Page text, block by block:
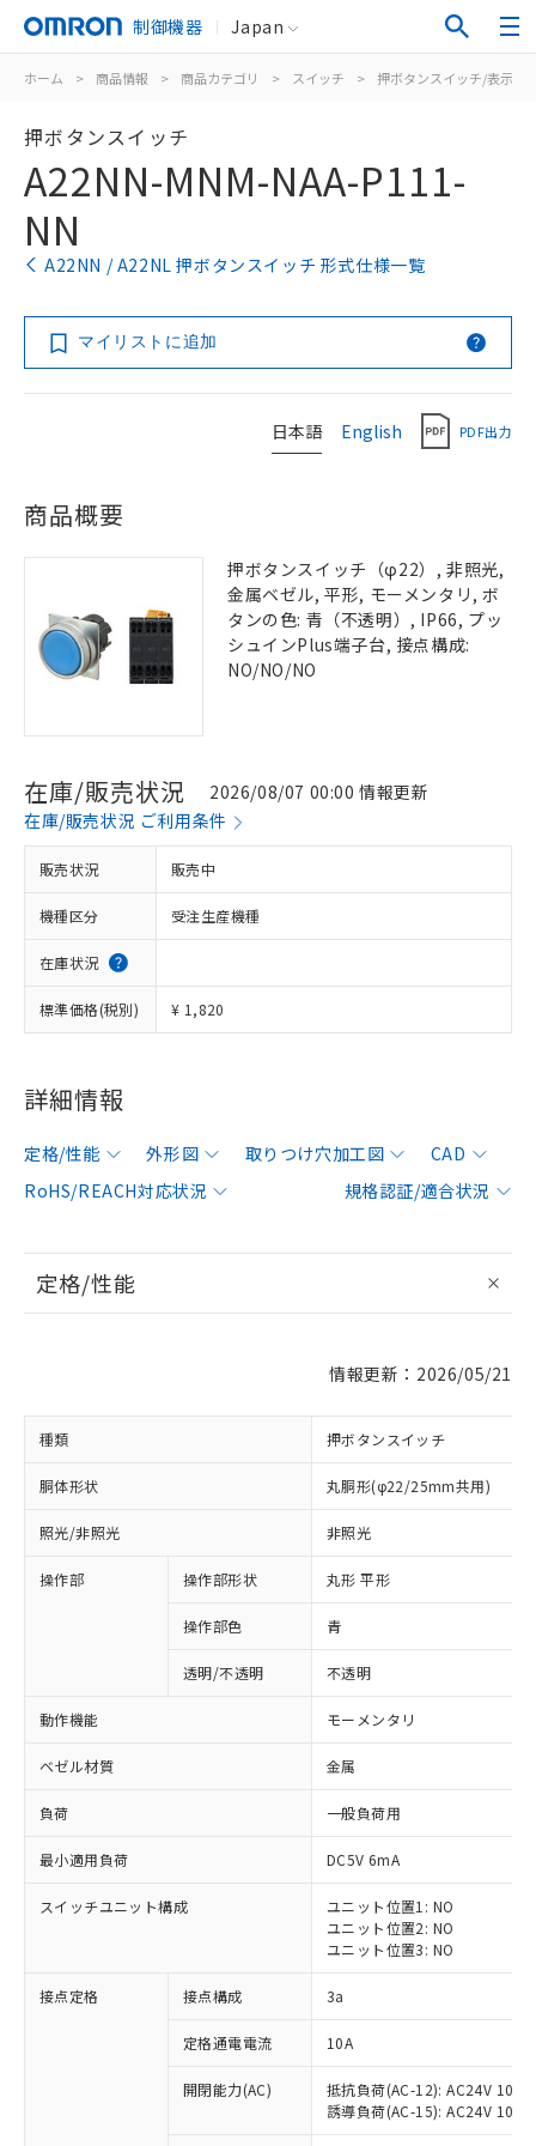
制御機器 Japan
ホーム > 商品情報 > 商品カテゴリ > スイッチ > 押ボタンスイッチ/表示灯
押ボタンスイッチ
A22NN-MNM-NAA-P111-
NN
A22NN / A22NL 押ボタンスイッチ 形式仕様一覧
マイリストに追加
日本語 English PDF出力
商品概要
押ボタンスイッチ（φ22）, 非照光,
金属ベゼル, 平形, モーメンタリ, ボ
タンの色: 青（不透明）, IP66, プッ
シュインPlus端子台, 接点構成:
NO/NO/NO
在庫/販売状況
2026/08/07 00:00 情報更新
在庫/販売状況 ご利用条件
販売状況 販売中
機種区分 受注生産機種
在庫状況
標準価格(税別) ¥ 1,820
詳細情報
定格/性能 外形図 取りつけ穴加工図
CAD
RoHS/REACH対応状況
規格認証/適合状況
定格/性能
情報更新：2026/05/21
種類 押ボタンスイッチ
胴体形状 丸胴形(φ22/25mm共用)
照光/非照光 非照光
操作部 操作部形状 丸形 平形
操作部色 青
透明/不透明 不透明
動作機能 モーメンタリ
ベゼル材質 金属
負荷 一般負荷用
最小適用負荷 DC5V 6mA
スイッチユニット構成
ユニット位置1: NO
ユニット位置2: NO
ユニット位置3: NO
接点定格 接点構成 3a
定格通電電流 10A
開閉能力(AC)
抵抗負荷(AC-12): AC24V 10A/
誘導負荷(AC-15): AC24V
※1 対応状況
対応済み：EU RoHS指令（10物質）の
非含有に対応した製品が提供可能な商品で
対応予定：EU RoHS指令（10物質）の非含